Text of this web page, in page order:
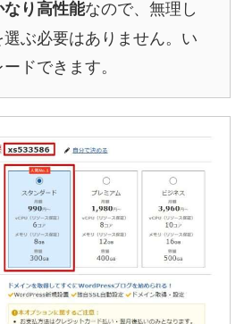
り高性能なので、無理し
ぶ必要はありません。い
ドできます。